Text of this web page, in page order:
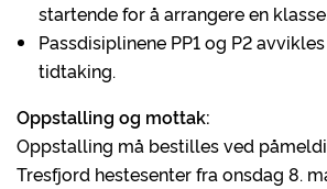
startende for å arrangere en klasse.
Passdisiplinene PP1 og P2
tidtaking.
Oppstalling og mottak:
Oppstalling må bestilles ved
Tresfjord hestesenter fra onsdag 8.